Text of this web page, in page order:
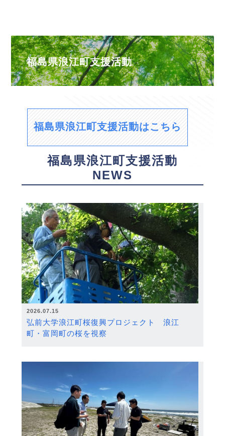
福島県浪江町支援活動
福島県浪江町支援活動はこちら
福島県浪江町支援活動
NEWS
2026.07.15
弘前大学浪江町桜復興プロジェクト 浪江
町・富岡町の桜を視察